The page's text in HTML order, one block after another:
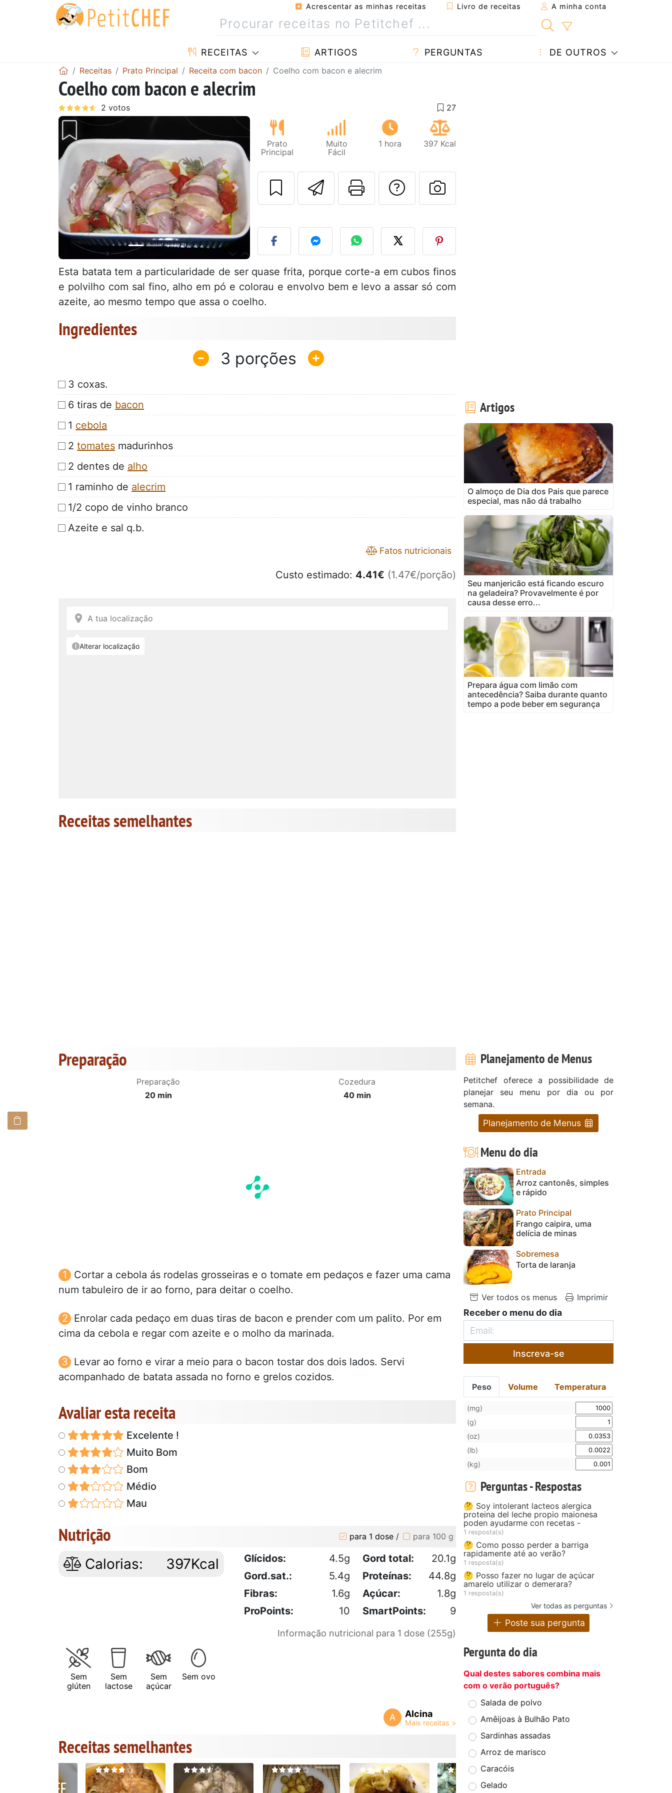
Acrescentar as minhas receitas Livro de receitas A minha conta
RECEITAS ARTIGOS PERGUNTAS DE OUTROS
Receitas Prato Principal Receita com bacon Coelho com bacon e alecrim
Coelho com bacon e alecrim
Anterior Next
Prato
Principal
Muito
Fácil
1 hora 397 Kcal
Enviar esta receita a um amigo
Imprima esta página
Falar com o autor da receita
Fez esta receita? Compartilhe
Esta batata tem a particularidade de ser quase frita, porque corte-a em cubos finos
e polvilho com sal fino, alho em pó e colorau e envolvo bem e levo a assar só com
azeite, ao mesmo tempo que assa o coelho.
Ingredientes
3
3 coxas.
6 tiras de bacon
1 cebola
2 tomates madurinhos
2 dentes de alho
1 raminho de alecrim
1/2 copo de vinho branco
Azeite e sal q.b.
Fatos nutricionais
Custo estimado: 4.41€ (1.47€/porção)
Receitas semelhantes
Preparação
Preparação
20 min
Cozedura
40 min
Cortar a cebola ás rodelas grosseiras e o tomate em pedaços e fazer uma cama
num tabuleiro de ir ao forno, para deitar o coelho.
Enrolar cada pedaço em duas tiras de bacon e prender com um palito. Por em
cima da cebola e regar com azeite e o molho da marinada.
Levar ao forno e virar a meio para o bacon tostar dos dois lados. Servi
acompanhado de batata assada no forno e grelos cozidos.
Avaliar esta receita
Excelente !
Muito Bom
Bom
Médio
Mau
Nutrição para 1 dose / para 100 g
Calorias: 397Kcal Glícidos: 4.5g Gord total:
20.1g
Gord.sat.:
5.4g Proteínas:
44.8g
Fibras:
1.6g Açúcar:
1.8g
ProPoints:
10 SmartPoints: 9
Informação nutricional para 1 dose (255g)
Sem
glúten
Sem
lactose
Sem
açúcar
Sem ovo
A Alcina
Receitas semelhantes
Artigos
O almoço de Dia dos Pais que parece
especial, mas não dá trabalho
Seu manjericão está ficando escuro
na geladeira? Provavelmente é por
causa desse erro...
Prepara água com limão com
antecedência? Saiba durante quanto
tempo a pode beber em segurança
Planejamento de Menus
Petitchef oferece a possibilidade de
planejar seu menu por dia ou por
semana.
Planejamento de Menus
Menu do dia
Entrada
Arroz cantonês, simples
e rápido
Prato Principal
Frango caipira, uma
delícia de minas
Sobremesa
Torta de laranja
Ver todos os menus Imprimir
Receber o menu do dia
Inscreva-se
Peso Volume Temperatura
(mg)
(g)
(oz)
(lb)
(kg)
Perguntas - Respostas
🤔 Soy intolerant lacteos alergica
proteina del leche propio maionesa
poden ayudarme con recetas -
1 resposta(s)
🤔 Como posso perder a barriga
rapidamente até ao verão?
1 resposta(s)
🤔 Posso fazer no lugar de açúcar
amarelo utilizar o demerara?
1 resposta(s)
Ver todas as perguntas
Poste sua pergunta
Pergunta do dia
Qual destes sabores combina mais
com o verão português?
Salada de polvo
Amêijoas à Bulhão Pato
Sardinhas assadas
Arroz de marisco
Caracóis
Gelado